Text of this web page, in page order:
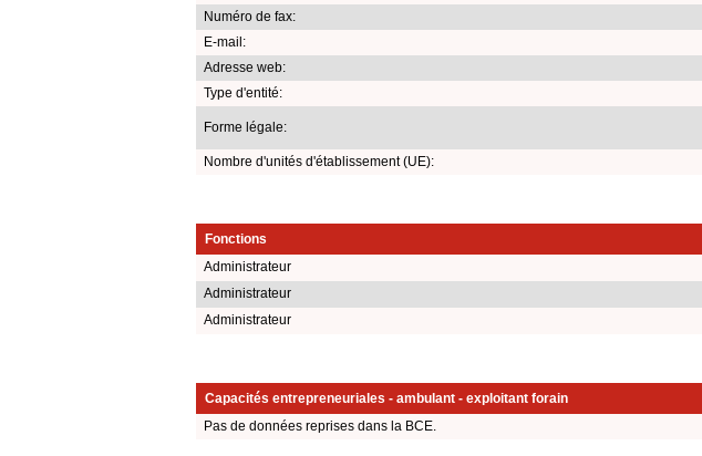
Numéro de fax:
E-mail:
Adresse web:
Type d'entité:
Forme légale:
Nombre d'unités d'établissement (UE):
Fonctions
Administrateur
Administrateur
Administrateur
Capacités entrepreneuriales - ambulant - exploitant forain
Pas de données reprises dans la BCE.